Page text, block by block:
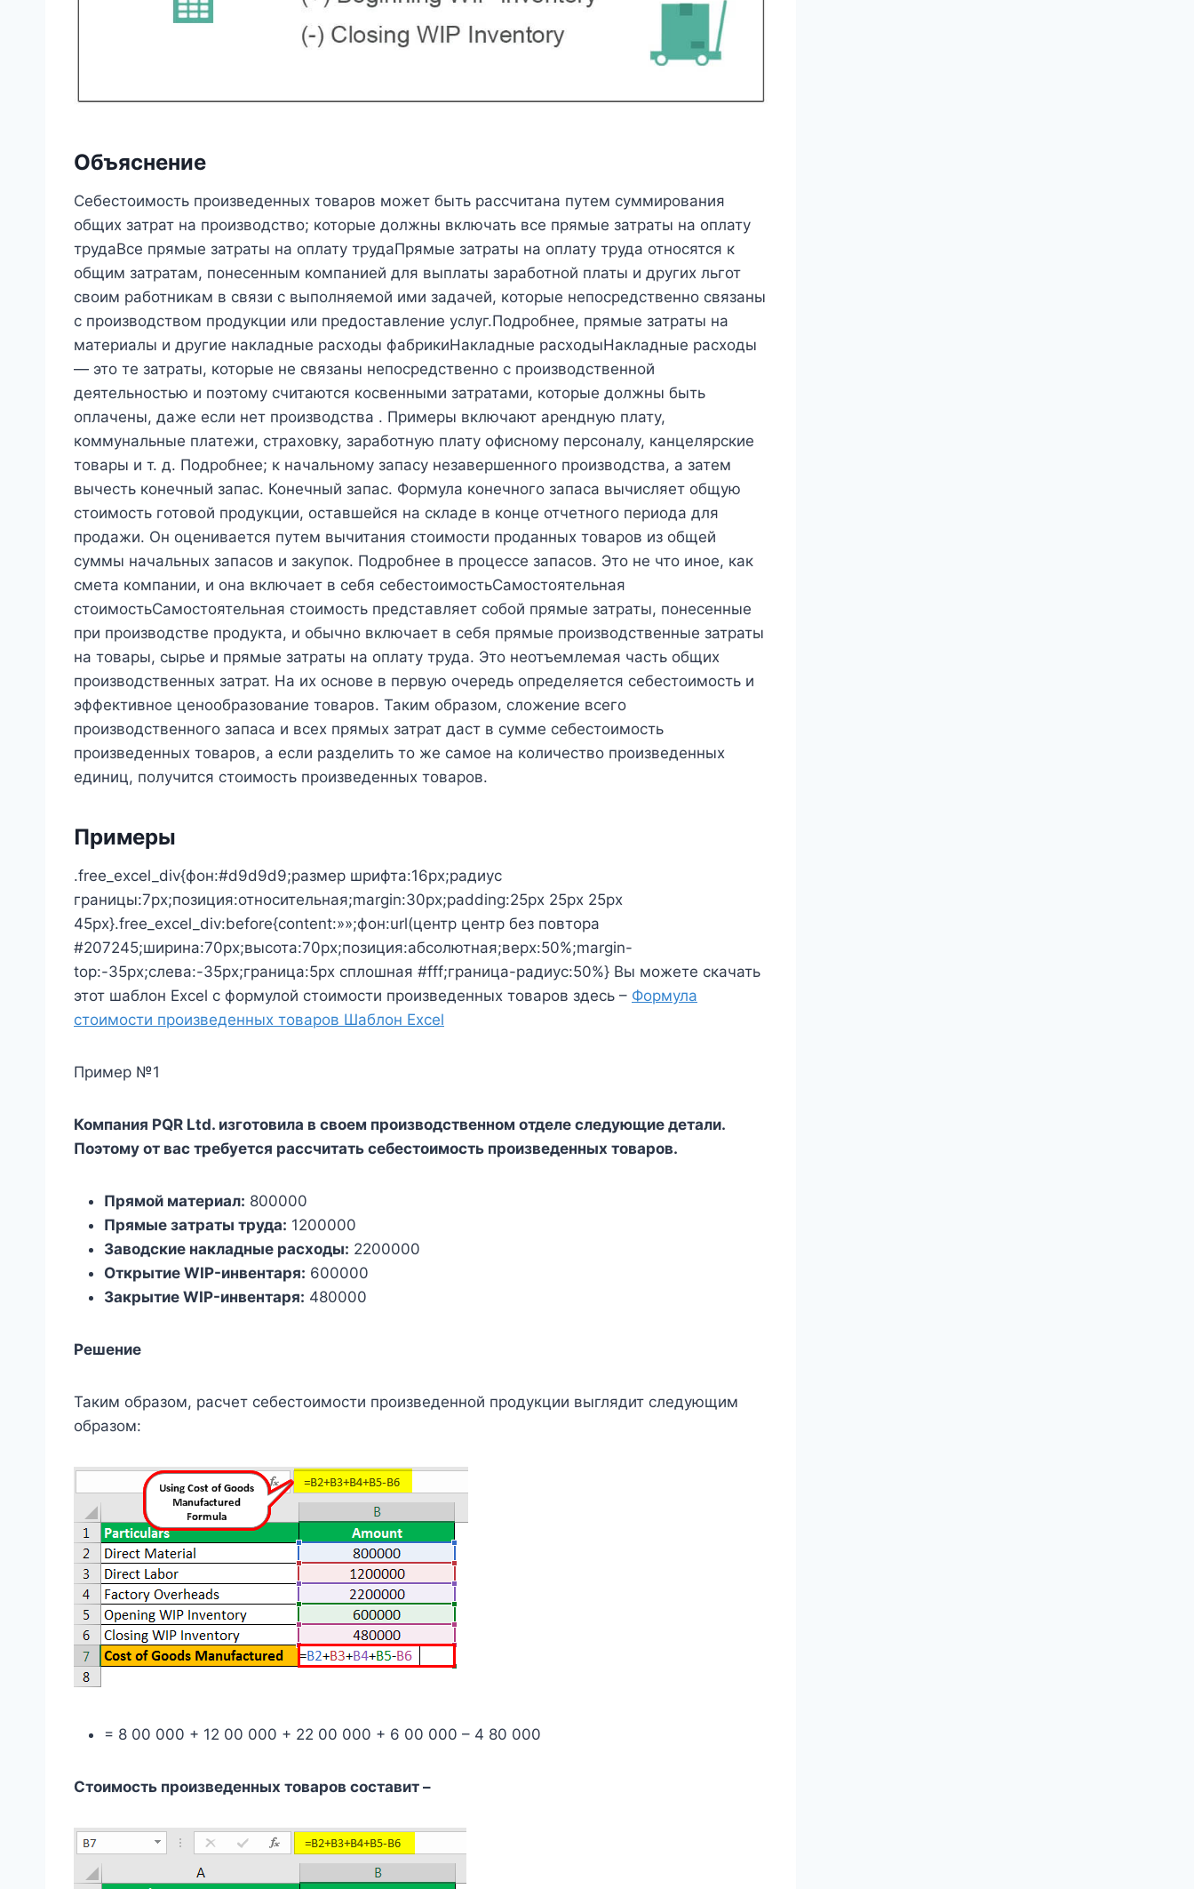
Объяснение
Себестоимость произведенных товаров может быть рассчитана путем суммирования
общих затрат на производство; которые должны включать все прямые затраты на оплату
трудаВсе прямые затраты на оплату трудаПрямые затраты на оплату труда относятся к
общим затратам, понесенным компанией для выплаты заработной платы и других льгот
своим работникам в связи с выполняемой ими задачей, которые непосредственно связаны
с производством продукции или предоставление услуг.Подробнее, прямые затраты на
материалы и другие накладные расходы фабрикиНакладные расходыНакладные расходы
— это те затраты, которые не связаны непосредственно с производственной
деятельностью и поэтому считаются косвенными затратами, которые должны быть
оплачены, даже если нет производства . Примеры включают арендную плату,
коммунальные платежи, страховку, заработную плату офисному персоналу, канцелярские
товары и т. д. Подробнее; к начальному запасу незавершенного производства, а затем
вычесть конечный запас. Конечный запас. Формула конечного запаса вычисляет общую
стоимость готовой продукции, оставшейся на складе в конце отчетного периода для
продажи. Он оценивается путем вычитания стоимости проданных товаров из общей
суммы начальных запасов и закупок. Подробнее в процессе запасов. Это не что иное, как
смета компании, и она включает в себя себестоимостьСамостоятельная
стоимостьСамостоятельная стоимость представляет собой прямые затраты, понесенные
при производстве продукта, и обычно включает в себя прямые производственные затраты
на товары, сырье и прямые затраты на оплату труда. Это неотъемлемая часть общих
производственных затрат. На их основе в первую очередь определяется себестоимость и
эффективное ценообразование товаров. Таким образом, сложение всего
производственного запаса и всех прямых затрат даст в сумме себестоимость
произведенных товаров, а если разделить то же самое на количество произведенных
единиц, получится стоимость произведенных товаров.
Примеры
.free_excel_div{фон:#d9d9d9;размер шрифта:16px;радиус
границы:7px;позиция:относительная;margin:30px;padding:25px 25px 25px
45px}.free_excel_div:before{content:»»;фон:url(центр центр без повтора
#207245;ширина:70px;высота:70px;позиция:абсолютная;верх:50%;margin-
top:-35px;слева:-35px;граница:5px сплошная #fff;граница-радиус:50%} Вы можете скачать
этот шаблон Excel с формулой стоимости произведенных товаров здесь – Формула
стоимости произведенных товаров Шаблон Excel
Пример №1
Компания PQR Ltd. изготовила в своем производственном отделе следующие детали.
Поэтому от вас требуется рассчитать себестоимость произведенных товаров.
Прямой материал: 800000
Прямые затраты труда: 1200000
Заводские накладные расходы: 2200000
Открытие WIP-инвентаря: 600000
Закрытие WIP-инвентаря: 480000
Решение
Таким образом, расчет себестоимости произведенной продукции выглядит следующим
образом:
= 8 00 000 + 12 00 000 + 22 00 000 + 6 00 000 – 4 80 000
Стоимость произведенных товаров составит –